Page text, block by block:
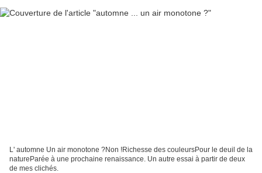
L' automne Un air monotone ?Non !Richesse des couleursPour le deuil de la
natureParée à une prochaine renaissance. Un autre essai à partir de deux
de mes clichés.